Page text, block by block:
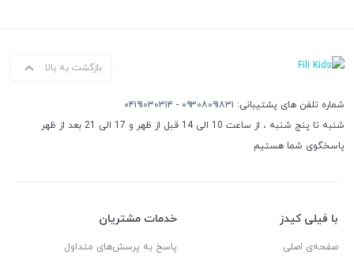
بازگشت به بالا
شماره تلفن های پشتیبانی: ۰۹۳۰۸۰۹۱۸۳۱ - ۰۴۱۹۱۰۳۰۳۱۴
شنبه تا پنج شنبه ، از ساعت 10 الی 14 قبل از ظهر و 17 الی 21 بعد از ظهر
پاسخگوی شما هستیم
با فیلی کیدز
صفحه‌ی اصلی
خدمات مشتریان
پاسخ به پرسش‌های متداول